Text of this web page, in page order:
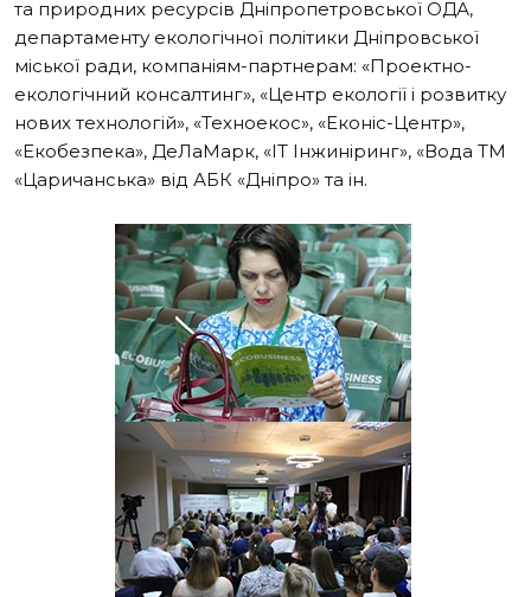
та природних ресурсів Дніпропетровської ОДА,
департаменту екологічної політики Дніпровської
міської ради, компаніям-партнерам: «Проектно-
екологічний консалтинг», «Центр екології і розвитку
нових технологій», «Техноекос», «Еконіс-Центр»,
«Екобезпека», ДеЛаМарк, «IT Інжиніринг», «Вода ТМ
«Царичанська» вiд АБК «Днiпро» та ін.